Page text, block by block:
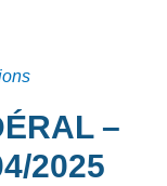
–
2025